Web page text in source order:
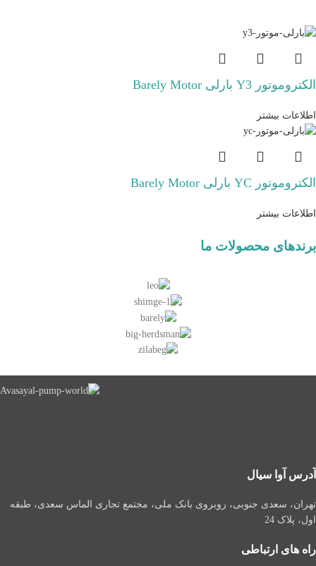
الکتروموتور Y3 بارلی Barely Motor
اطلاعات بیشتر
الکتروموتور YC بارلی Barely Motor
اطلاعات بیشتر
برندهای محصولات ما
آدرس آوا سیال
تهران، سعدی جنوبی، روبروی بانک ملی، مجتمع تجاری الماس سعدی، طبقه
اول، پلاک 24
راه های ارتباطی